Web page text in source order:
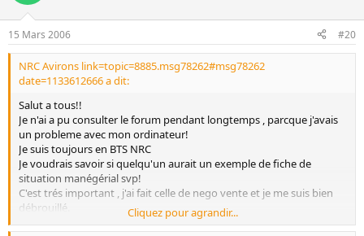
15 Mars 2006 #20
NRC Avirons link=topic=8885.msg78262#msg78262
date=1133612666 a dit:
Salut a tous!!
Je n'ai a pu consulter le forum pendant longtemps , parcque j'avais
un probleme avec mon ordinateur!
Je suis toujours en BTS NRC
Je voudrais savoir si quelqu'un aurait un exemple de fiche de
situation manégérial svp!
C'est trés important , j'ai fait celle de nego vente et je me suis bien
débrouillé.
Mais la négo managérial , est tres difficil!
Cliquez pour agrandir...